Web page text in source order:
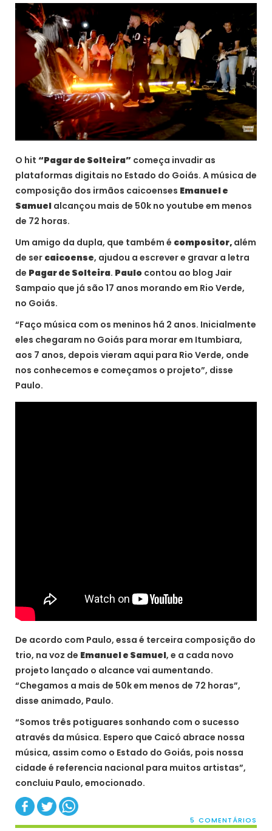
O hit “Pagar de Solteira” começa invadir as
plataformas digitais no Estado do Goiás. A música de
composição dos irmãos caicoenses Emanuel e
Samuel alcançou mais de 50k no youtube em menos
de 72 horas.
Um amigo da dupla, que também é compositor, além
de ser caicoense, ajudou a escrever e gravar a letra
de Pagar de Solteira. Paulo contou ao blog Jair
Sampaio que já são 17 anos morando em Rio Verde,
no Goiás.
“Faço música com os meninos há 2 anos. Inicialmente
eles chegaram no Goiás para morar em Itumbiara,
aos 7 anos, depois vieram aqui para Rio Verde, onde
nos conhecemos e começamos o projeto”, disse
Paulo.
De acordo com Paulo, essa é terceira composição do
trio, na voz de Emanuel e Samuel, e a cada novo
projeto lançado o alcance vai aumentando.
“Chegamos a mais de 50k em menos de 72 horas”,
disse animado, Paulo.
“Somos três potiguares sonhando com o sucesso
através da música. Espero que Caicó abrace nossa
música, assim como o Estado do Goiás, pois nossa
cidade é referencia nacional para muitos artistas”,
concluiu Paulo, emocionado.
5 COMENTÁRIOS